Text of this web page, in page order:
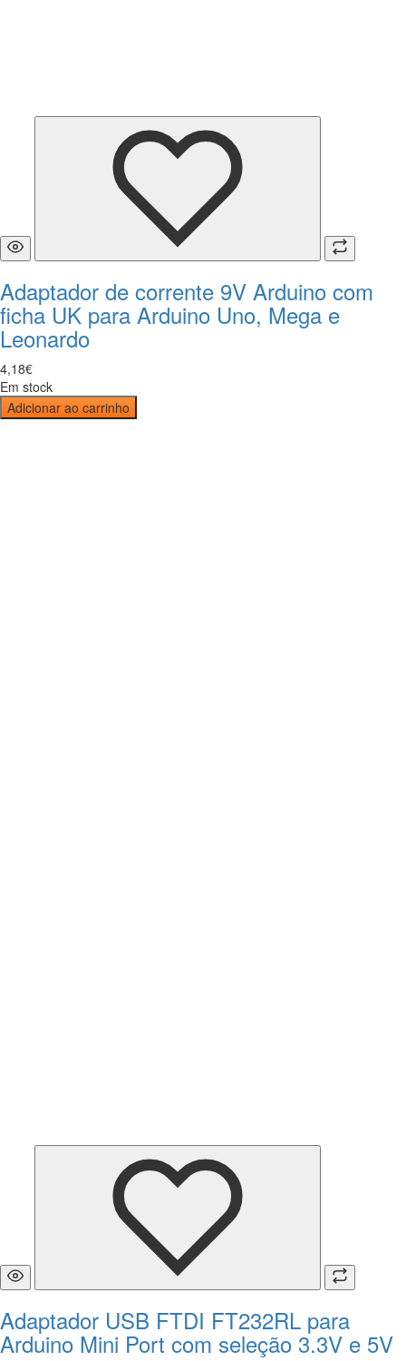
Adaptador de corrente 9V Arduino com
ficha UK para Arduino Uno, Mega e
Leonardo
4,18€
Em stock
Adicionar ao carrinho
Adaptador USB FTDI FT232RL para
Arduino Mini Port com seleção 3.3V e 5V